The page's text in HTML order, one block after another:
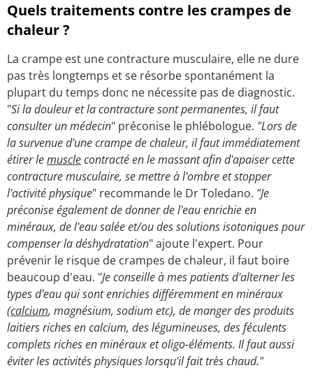
Quels traitements contre les crampes de
chaleur ?
La crampe est une contracture musculaire, elle ne dure
pas très longtemps et se résorbe spontanément la
plupart du temps donc ne nécessite pas de diagnostic.
"Si la douleur et la contracture sont permanentes, il faut
consulter un médecin" préconise le phlébologue. "Lors de
la survenue d'une crampe de chaleur, il faut immédiatement
étirer lemusclecontracté en le massant afin d'apaiser cette
contracture musculaire, se mettre à l'ombre et stopper
l'activité physique" recommande le Dr Toledano. "Je
préconise également de donner de l'eau enrichie en
minéraux, de l'eau salée et/ou des solutions isotoniques pour
compenser la déshydratation" ajoute l'expert. Pour
prévenir le risque de crampes de chaleur, il faut boire
beaucoup d'eau. "Je conseille à mes patients d'alterner les
types d'eau qui sont enrichies différemment en minéraux
(calcium, magnésium, sodium etc), de manger des produits
laitiers riches en calcium, des légumineuses, des féculents
complets riches en minéraux et oligo-éléments. Il faut aussi
éviter les activités physiques lorsqu'il fait très chaud."